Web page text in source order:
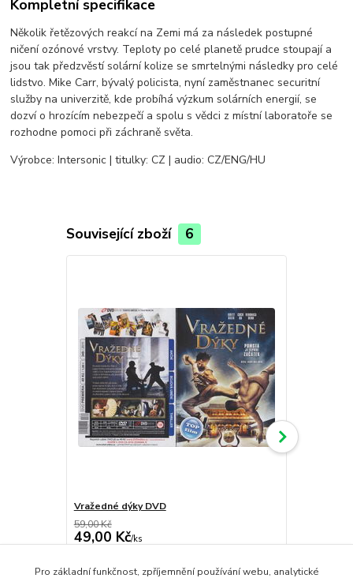
Kompletní specifikace
Několik řetězových reakcí na Zemi má za následek postupné
ničení ozónové vrstvy. Teploty po celé planetě prudce stoupají a
jsou tak předzvěstí solární kolize se smrtelnými následky pro celé
lidstvo. Mike Carr, bývalý policista, nyní zaměstnanec securitní
služby na univerzitě, kde probíhá výzkum solárních energií, se
dozví o hrozícím nebezpečí a spolu s vědci z místní laboratoře se
rozhodne pomoci při záchraně světa.
Výrobce: Intersonic | titulky: CZ | audio: CZ/ENG/HU
Související zboží 6
Vražedné dýky DVD
59,00 Kč
49,00 Kč/ks
skladem
Přidat do košíku
Pro základní funkčnost, zpříjemnění používání webu, analytické